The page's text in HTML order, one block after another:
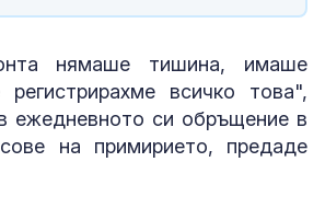
нямаше тишина, имаше
всичко това",
ежедневното си обръщение в
на примирието, предаде